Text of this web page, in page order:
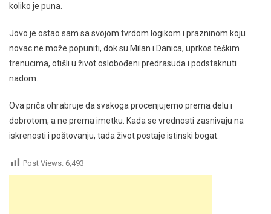
koliko je puna.
Jovo je ostao sam sa svojom tvrdom logikom i prazninom koju
novac ne može popuniti, dok su Milan i Danica, uprkos teškim
trenucima, otišli u život oslobođeni predrasuda i podstaknuti
nadom.
Ova priča ohrabruje da svakoga procenjujemo prema delu i
dobrotom, a ne prema imetku. Kada se vrednosti zasnivaju na
iskrenosti i poštovanju, tada život postaje istinski bogat.
Post Views: 6,493